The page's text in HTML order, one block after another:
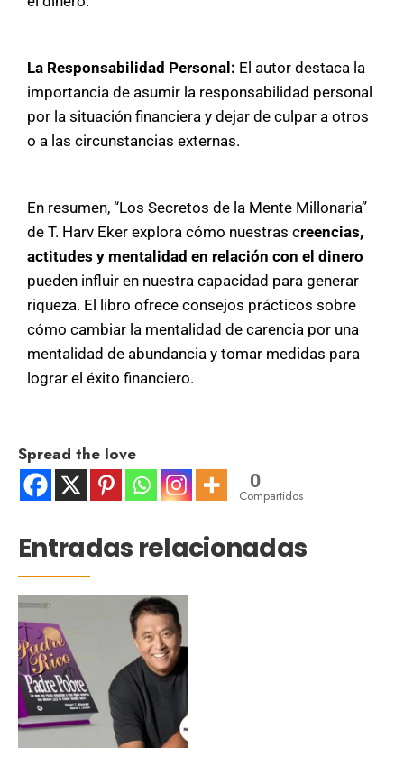
La Responsabilidad Personal: El autor destaca la
importancia de asumir la responsabilidad personal
por la situación financiera y dejar de culpar a otros
o a las circunstancias externas.
En resumen, “Los Secretos de la Mente Millonaria”
de T. Harv Eker explora cómo nuestras creencias,
actitudes y mentalidad en relación con el dinero
pueden influir en nuestra capacidad para generar
riqueza. El libro ofrece consejos prácticos sobre
cómo cambiar la mentalidad de carencia por una
mentalidad de abundancia y tomar medidas para
lograr el éxito financiero.
Spread the love
0
Compartidos
Entradas relacionadas